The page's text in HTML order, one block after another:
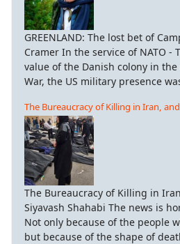
GREENLAND: The lost bet of
Cramer In the service of NATO -
value of the Danish colony in
War, the US military presence
The Bureaucracy of Killing in Iran,
The Bureaucracy of Killing in
Siyavash Shahabi The news is
Not only because of the people
but because of the shape of